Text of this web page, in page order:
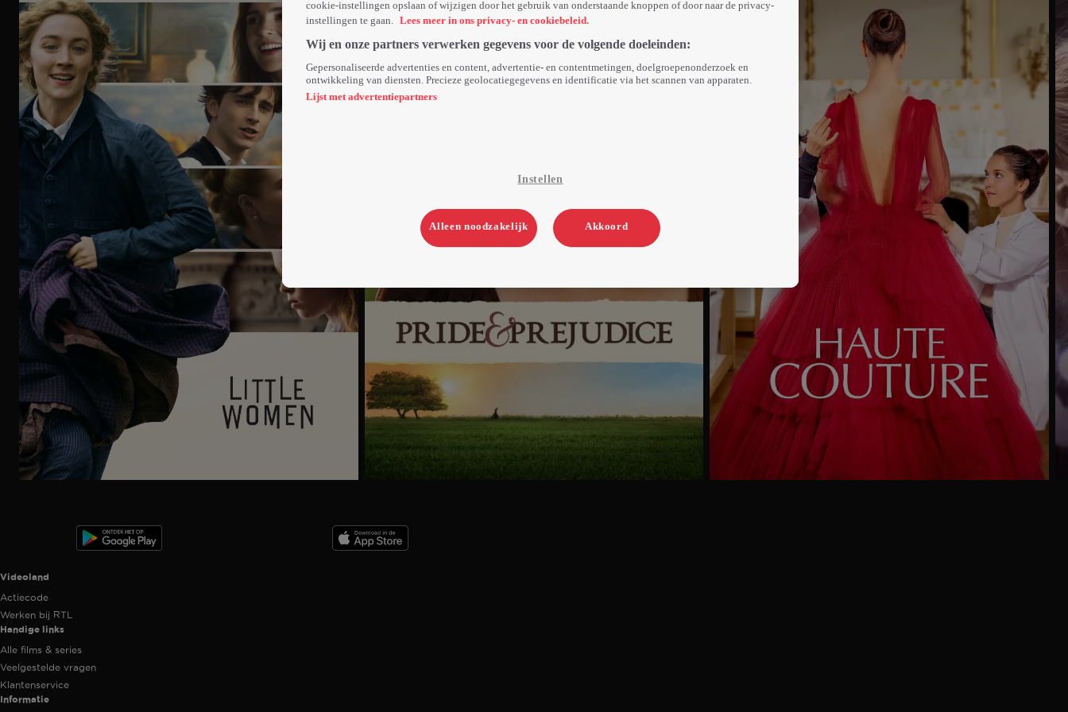
Videoland useful links.
Videoland
Actiecode
Werken bij RTL
Handige links
Alle films & series
Veelgestelde vragen
Klantenservice
Informatie
cookie-instellingen opslaan of wijzigen door het gebruik van onderstaande knoppen of door naar de privacy-
instellingen te gaan.
Lees meer in ons privacy- en cookiebeleid.
Wij en onze partners verwerken gegevens voor de volgende doeleinden:
Gepersonaliseerde advertenties en content, advertentie- en contentmetingen, doelgroepenonderzoek en
ontwikkeling van diensten. Precieze geolocatiegegevens en identificatie via het scannen van apparaten.
Lijst met advertentiepartners
Instellen
Alleen noodzakelijk Akkoord